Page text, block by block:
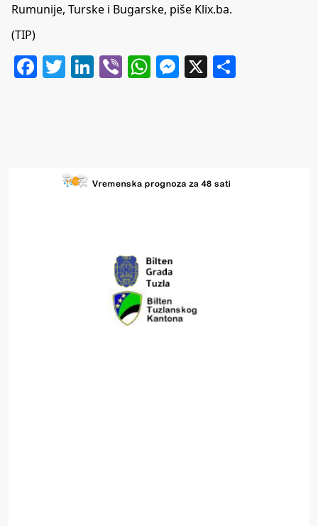
Rumunije, Turske i Bugarske, piše Klix.ba.
(TIP)
Facebook
Twitter
LinkedIn
ViberWhatsApp
Messenger
X